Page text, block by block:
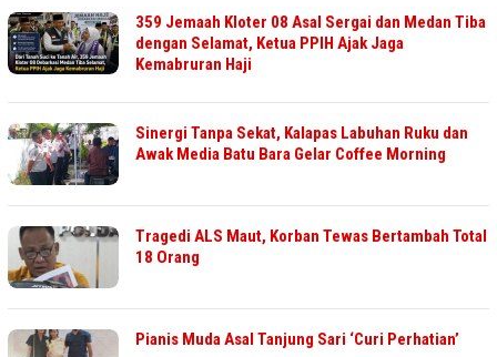
359 Jemaah Kloter 08 Asal Sergai dan Medan Tiba
dengan Selamat, Ketua PPIH Ajak Jaga
Kemabruran Haji
Sinergi Tanpa Sekat, Kalapas Labuhan Ruku dan
Awak Media Batu Bara Gelar Coffee Morning
Tragedi ALS Maut, Korban Tewas Bertambah Total
18 Orang
Pianis Muda Asal Tanjung Sari ‘Curi Perhatian’